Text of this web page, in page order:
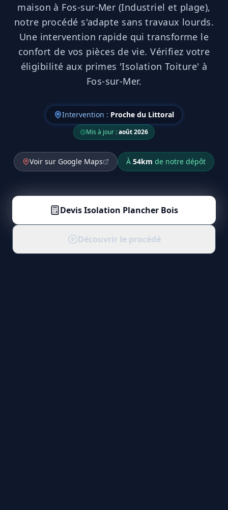
maison à Fos-sur-Mer (Industriel et plage),
notre procédé s'adapte sans travaux lourds.
Une intervention rapide qui transforme le
confort de vos pièces de vie. Vérifiez votre
éligibilité aux primes 'Isolation Toiture' à
Fos-sur-Mer.
Intervention : Proche du Littoral
Mis à jour :août 2026
Voir sur Google Maps À 54km de notre dépôt
DevisIsolation Plancher Bois
Découvrir le procédé